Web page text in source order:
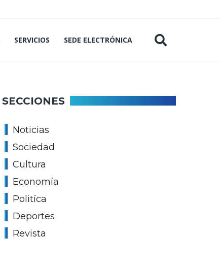
SERVICIOS SEDE ELECTRÓNICA
SECCIONES
Noticias
Sociedad
Cultura
Economía
Politíca
Deportes
Revista